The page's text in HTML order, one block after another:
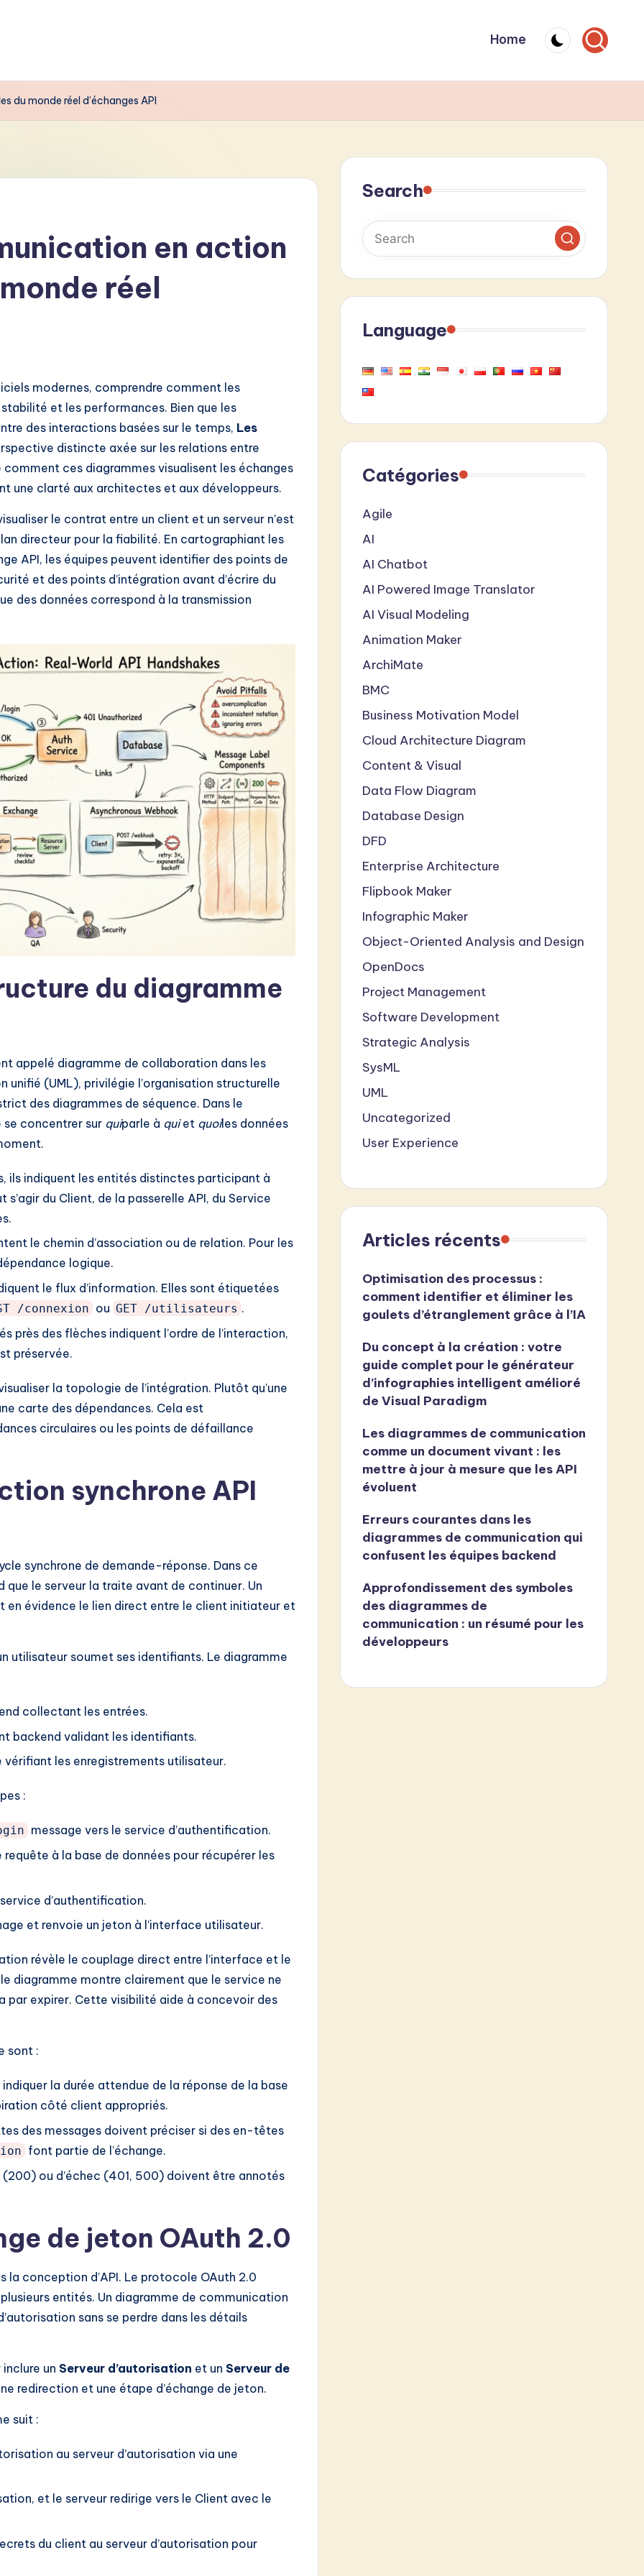
Home
du monde réel d’échanges API
en action
réel
modernes, comprendre comment les
et les performances. Bien que les
des interactions basées sur le temps, Les
distincte axée sur les relations entre
ces diagrammes visualisent les échanges
une clarté aux architectes et aux développeurs.
le contrat entre un client et un serveur n’est
directeur pour la fiabilité. En cartographiant les
API, les équipes peuvent identifier des points de
et des points d’intégration avant d’écrire du
des données correspond à la transmission
du diagramme
appelé diagramme de collaboration dans les
unifié (UML), privilégie l’organisation structurelle
des diagrammes de séquence. Dans le
se concentrer sur quiparle à quiet quoiles données
ils indiquent les entités distinctes participant à
s’agir du Client, de la passerelle API, du Service
le chemin d’association ou de relation. Pour les
logique.
le flux d’information. Elles sont étiquetées
/connexion ou GET /utilisateurs .
près des flèches indiquent l’ordre de l’interaction,
préservée.
la topologie de l’intégration. Plutôt qu’une
carte des dépendances. Cela est
circulaires ou les points de défaillance
synchrone API
synchrone de demande-réponse. Dans ce
le serveur la traite avant de continuer. Un
évidence le lien direct entre le client initiateur et
utilisateur soumet ses identifiants. Le diagramme
collectant les entrées.
backend validant les identifiants.
vérifiant les enregistrements utilisateur.
:
message vers le service d’authentification.
à la base de données pour récupérer les
d’authentification.
et renvoie un jeton à l’interface utilisateur.
révèle le couplage direct entre l’interface et le
diagramme montre clairement que le service ne
par expirer. Cette visibilité aide à concevoir des
sont :
la durée attendue de la réponse de la base
côté client appropriés.
des messages doivent préciser si des en-têtes
font partie de l’échange.
(200) ou d’échec (401, 500) doivent être annotés
de jeton OAuth 2.0
conception d’API. Le protocole OAuth 2.0
entités. Un diagramme de communication
sans se perdre dans les détails
un Serveur d’autorisation et un Serveur de
redirection et une étape d’échange de jeton.
suit :
au serveur d’autorisation via une
et le serveur redirige vers le Client avec le
du client au serveur d’autorisation pour
Search
Language
Catégories
Agile
AI
AI Chatbot
AI Powered Image Translator
AI Visual Modeling
Animation Maker
ArchiMate
BMC
Business Motivation Model
Cloud Architecture Diagram
Content & Visual
Data Flow Diagram
Database Design
DFD
Enterprise Architecture
Flipbook Maker
Infographic Maker
Object-Oriented Analysis and Design
OpenDocs
Project Management
Software Development
Strategic Analysis
SysML
UML
Uncategorized
User Experience
Articles récents
Optimisation des processus :
comment identifier et éliminer les
goulets d’étranglement grâce à l’IA
Du concept à la création : votre
guide complet pour le générateur
d’infographies intelligent amélioré
de Visual Paradigm
Les diagrammes de communication
comme un document vivant : les
mettre à jour à mesure que les API
évoluent
Erreurs courantes dans les
diagrammes de communication qui
confusent les équipes backend
Approfondissement des symboles
des diagrammes de
communication : un résumé pour les
développeurs